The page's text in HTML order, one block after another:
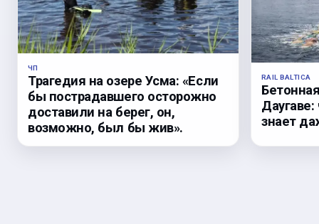
ЧП
Трагедия на озере Усма: «Если
бы пострадавшего осторожно
доставили на берег, он,
возможно, был бы жив».
RAIL BALTICA
знает